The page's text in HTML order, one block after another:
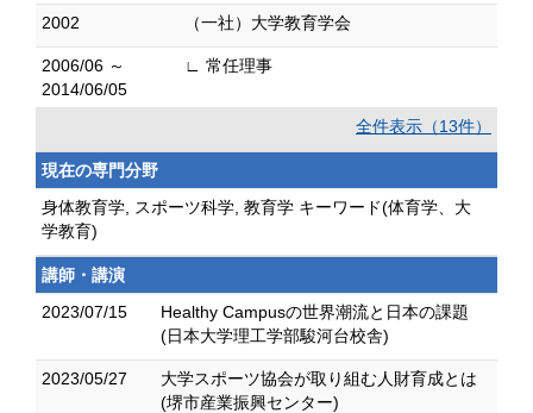
2002 （一社）大学教育学会
2006/06 ～
2014/06/05
∟ 常任理事
全件表示（13件）
現在の専門分野
身体教育学, スポーツ科学, 教育学 キーワード(体育学、大
学教育)
講師・講演
2023/07/15
Healthy Campusの世界潮流と日本の課題
(日本大学理工学部駿河台校舎)
2023/05/27
大学スポーツ協会が取り組む人財育成とは
(堺市産業振興センター)